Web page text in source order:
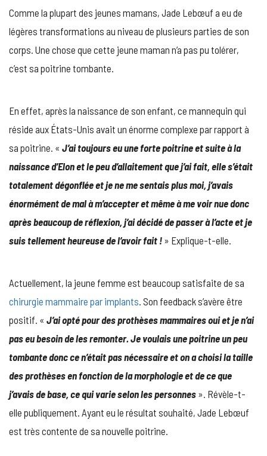
Comme la plupart des jeunes mamans, Jade Lebœuf a eu de
légères transformations au niveau de plusieurs parties de son
corps. Une chose que cette jeune maman n’a pas pu tolérer,
c’est sa poitrine tombante.
En effet, après la naissance de son enfant, ce mannequin qui
réside aux États-Unis avait un énorme complexe par rapport à
sa poitrine. « J’ai toujours eu une forte poitrine et suite à la
naissance d’Elon et le peu d’allaitement que j’ai fait, elle s’était
totalement dégonflée et je ne me sentais plus moi, j’avais
énormément de mal à m’accepter et même à me voir nue donc
après beaucoup de réflexion, j’ai décidé de passer à l’acte et je
suis tellement heureuse de l’avoir fait ! » Explique-t-elle.
Actuellement, la jeune femme est beaucoup satisfaite de sa
chirurgie mammaire par implants. Son feedback s’avère être
positif. « J’ai opté pour des prothèses mammaires oui et je n’ai
pas eu besoin de les remonter. Je voulais une poitrine un peu
tombante donc ce n’était pas nécessaire et on a choisi la taille
des prothèses en fonction de la morphologie et de ce que
j’avais de base, ce qui varie selon les personnes ». Révèle-t-
elle publiquement. Ayant eu le résultat souhaité, Jade Lebœuf
est très contente de sa nouvelle poitrine.